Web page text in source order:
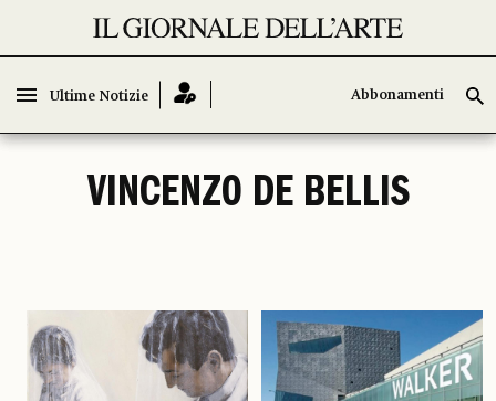
Ultime Notizie Abbonamenti
Ultime Notizie Abbonamenti
VINCENZO DE BELLIS